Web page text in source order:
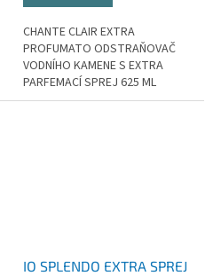
CHANTE CLAIR EXTRA
PROFUMATO ODSTRAŇOVAČ
VODNÍHO KAMENE S EXTRA
PARFEMACÍ SPREJ 625 ML
IO SPLENDO EXTRA SPREJ